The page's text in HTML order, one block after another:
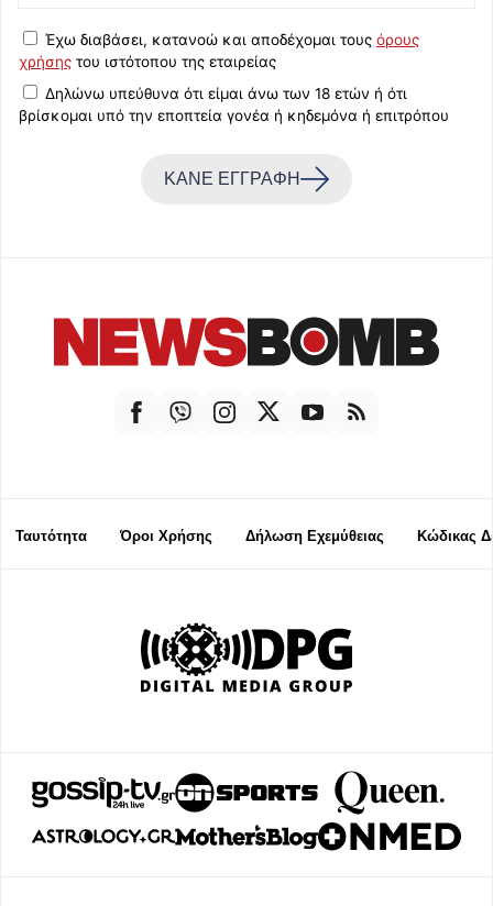
Έχω διαβάσει, κατανοώ και αποδέχομαι τους όρους
χρήσης του ιστότοπου της εταιρείας
Δηλώνω υπεύθυνα ότι είμαι άνω των 18 ετών ή ότι
βρίσκομαι υπό την εποπτεία γονέα ή κηδεμόνα ή επιτρόπου
ΚΑΝΕ ΕΓΓΡΑΦΗ
Ταυτότητα Όροι Χρήσης Δήλωση Εχεμύθειας Κώδικας